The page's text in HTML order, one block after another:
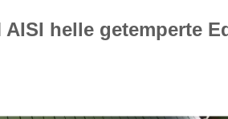
AISI helle getemperte